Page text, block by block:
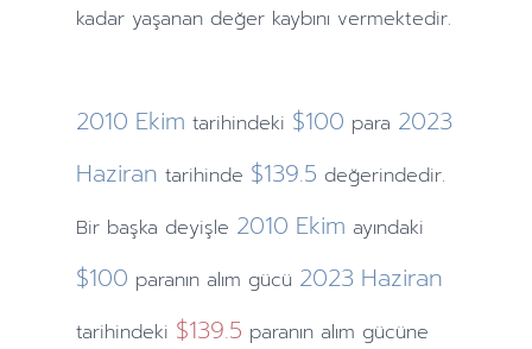
kadar yaşanan değer kaybını vermektedir.
2010 Ekim tarihindeki $100 para 2023
Haziran tarihinde $139.5 değerindedir.
Bir başka deyişle 2010 Ekim ayındaki
$100 paranın alım gücü 2023 Haziran
tarihindeki $139.5 paranın alım gücüne